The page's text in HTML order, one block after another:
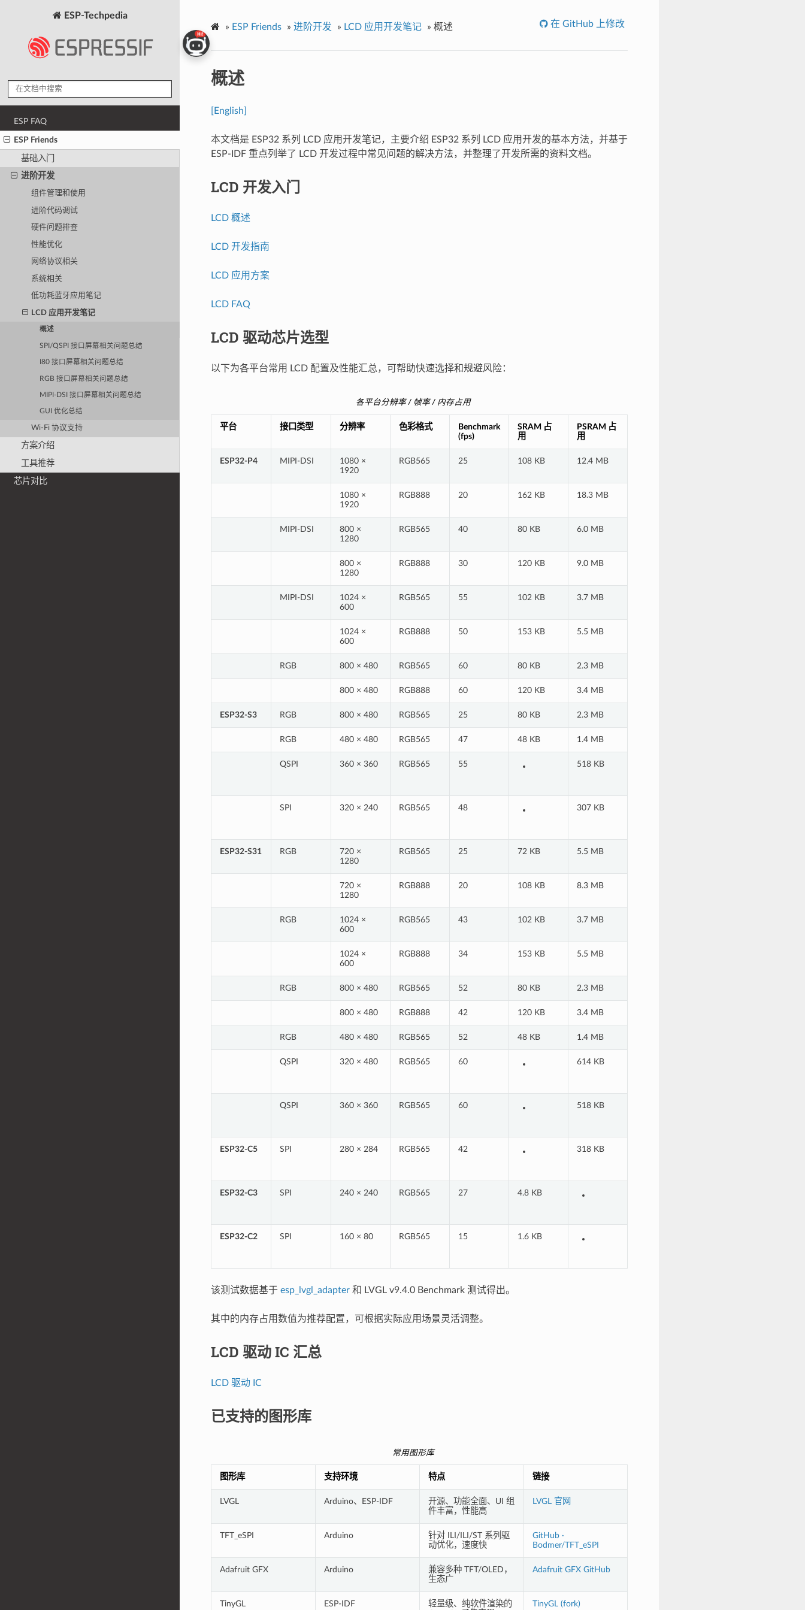
ESP-Techpedia
ESP FAQ
ESP Friends
基础入门
进阶开发
组件管理和使用
进阶代码调试
硬件问题排查
性能优化
网络协议相关
系统相关
低功耗蓝牙应用笔记
LCD 应用开发笔记
概述
SPI/QSPI 接口屏幕相关问题总结
I80 接口屏幕相关问题总结
RGB 接口屏幕相关问题总结
MIPI-DSI 接口屏幕相关问题总结
GUI 优化总结
Wi-Fi 协议支持
方案介绍
工具推荐
芯片对比
» ESP Friends » 进阶开发 » LCD 应用开发笔记 » 概述 在 GitHub 上修改
概述
[English]
本文档是 ESP32 系列 LCD 应用开发笔记，主要介绍 ESP32 系列 LCD 应用开发的基本方法，并基于
ESP-IDF 重点列举了 LCD 开发过程中常见问题的解决方法，并整理了开发所需的资料文档。
LCD 开发入门
LCD 概述
LCD 开发指南
LCD 应用方案
LCD FAQ
LCD 驱动芯片选型
以下为各平台常用 LCD 配置及性能汇总，可帮助快速选择和规避风险：
各平台分辨率 / 帧率 / 内存占用
平台 接口类型 分辨率 色彩格式
Benchmark
(fps)
SRAM 占
用
PSRAM 占
用
ESP32-P4 MIPI-DSI
1080 ×
1920
RGB565 25 108 KB 12.4 MB
1080 ×
1920
RGB888 20 162 KB 18.3 MB
MIPI-DSI
800 ×
1280
RGB565 40 80 KB 6.0 MB
800 ×
1280
RGB888 30 120 KB 9.0 MB
MIPI-DSI
1024 ×
600
RGB565 55 102 KB 3.7 MB
1024 ×
600
RGB888 50 153 KB 5.5 MB
RGB 800 × 480 RGB565 60 80 KB 2.3 MB
800 × 480 RGB888 60 120 KB 3.4 MB
ESP32-S3 RGB 800 × 480 RGB565 25 80 KB 2.3 MB
RGB 480 × 480 RGB565 47 48 KB 1.4 MB
QSPI 360 × 360 RGB565 55 518 KB
SPI 320 × 240 RGB565 48 307 KB
ESP32-S31 RGB
720 ×
1280
RGB565 25 72 KB 5.5 MB
720 ×
1280
RGB888 20 108 KB 8.3 MB
RGB
1024 ×
600
RGB565 43 102 KB 3.7 MB
1024 ×
600
RGB888 34 153 KB 5.5 MB
RGB 800 × 480 RGB565 52 80 KB 2.3 MB
800 × 480 RGB888 42 120 KB 3.4 MB
RGB 480 × 480 RGB565 52 48 KB 1.4 MB
QSPI 320 × 480 RGB565 60 614 KB
QSPI 360 × 360 RGB565 60 518 KB
ESP32-C5 SPI 280 × 284 RGB565 42 318 KB
ESP32-C3 SPI 240 × 240 RGB565 27 4.8 KB
ESP32-C2 SPI 160 × 80 RGB565 15 1.6 KB
该测试数据基于 esp_lvgl_adapter和 LVGL v9.4.0 Benchmark 测试得出。
其中的内存占用数值为推荐配置，可根据实际应用场景灵活调整。
LCD 驱动 IC 汇总
LCD 驱动 IC
已支持的图形库
常用图形库
图形库 支持环境 特点 链接
LVGL Arduino、ESP-IDF
开源、功能全面、UI 组
件丰富，性能高
LVGL 官网
TFT_eSPI Arduino
针对 ILI/ILI/ST 系列驱
动优化，速度快
GitHub ·
Bodmer/TFT_eSPI
Adafruit GFX Arduino
兼容多种 TFT/OLED，
生态广
Adafruit GFX GitHub
TinyGL ESP-IDF
轻量级、纯软件渲染的
TinyGL (fork)